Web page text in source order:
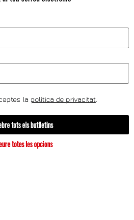
la política de privacitat
tots els butlletins
totes les opcions